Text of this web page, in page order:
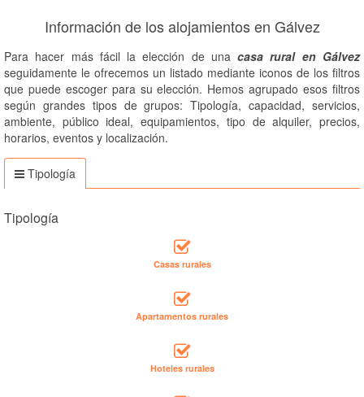
Información de los alojamientos en Gálvez
Para hacer más fácil la elección de unacasa rural en Gálvez
seguidamente le ofrecemos un listado mediante iconos de los filtros
que puede escoger para su elección. Hemos agrupado esos filtros
según grandes tipos de grupos: Tipología, capacidad, servicios,
ambiente, público ideal, equipamientos, tipo de alquiler, precios,
horarios, eventos y localización.
Tipología
Tipología
Casas rurales
Apartamentos rurales
Hoteles rurales